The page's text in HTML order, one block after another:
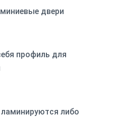
профиль для
либо